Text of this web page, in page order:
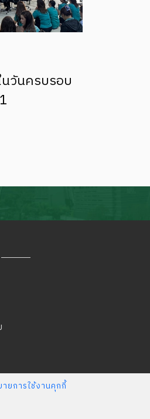
04-17
สงกรานต์ ๒๕๖๘ - สรงน้ำ
อพรผู้ใหญ่
ายการใช้งานคุกกี้